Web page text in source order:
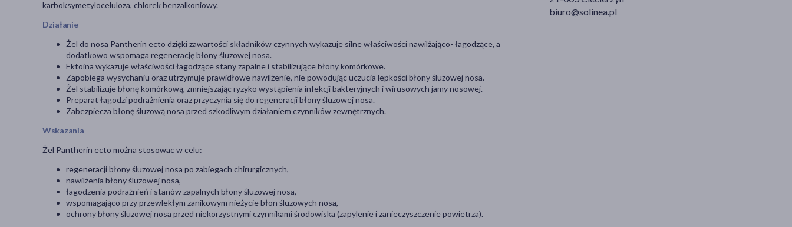
biuro@solinea.pl
karboksymetyloceluloza, chlorek benzalkoniowy.
Działanie
Żel do nosa Pantherin ecto dzięki zawartości składników czynnych wykazuje silne właściwości nawilżająco- łagodzące, a
dodatkowo wspomaga regenerację błony śluzowej nosa.
Ektoina wykazuje właściwości łagodzące stany zapalne i stabilizujące błony komórkowe.
Zapobiega wysychaniu oraz utrzymuje prawidłowe nawilżenie, nie powodując uczucia lepkości błony śluzowej nosa.
Żel stabilizuje błonę komórkową, zmniejszając ryzyko wystąpienia infekcji bakteryjnych i wirusowych jamy nosowej.
Preparat łagodzi podrażnienia oraz przyczynia się do regeneracji błony śluzowej nosa.
Zabezpiecza błonę śluzową nosa przed szkodliwym działaniem czynników zewnętrznych.
Wskazania
Żel Pantherin ecto można stosowac w celu:
regeneracji błony śluzowej nosa po zabiegach chirurgicznych,
nawilżenia błony śluzowej nosa,
łagodzenia podrażnień i stanów zapalnych błony śluzowej nosa,
wspomagająco przy przewlekłym zanikowym nieżycie błon śluzowych nosa,
ochrony błony śluzowej nosa przed niekorzystnymi czynnikami środowiska (zapylenie i zanieczyszczenie powietrza).